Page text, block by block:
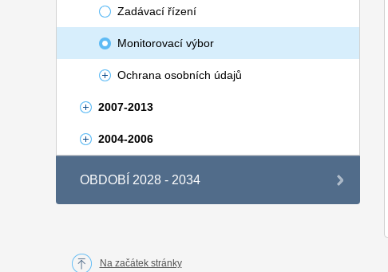
Zadávací řízení
Monitorovací výbor
Ochrana osobních údajů
2007-2013
2004-2006
OBDOBÍ 2028 - 2034
Na začátek stránky